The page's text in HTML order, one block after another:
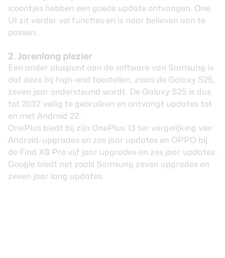
icoontjes hebben een goede update ontvangen. One
UI zit verder vol functies en is naar believen aan te
passen.
2. Jarenlang plezier
Een ander pluspunt aan de software van Samsung is
dat deze bij high-end toestellen, zoals de Galaxy S25,
zeven jaar ondersteund wordt. De Galaxy S25 is dus
tot 2032 veilig te gebruiken en ontvangt updates tot
en met Android 22.
OnePlus biedt bij zijn OnePlus 13 ter vergelijking vier
Android-upgrades en zes jaar updates en OPPO bij
de Find X8 Pro vijf jaar upgrades en zes jaar updates.
Google biedt net zoals Samsung zeven upgrades en
zeven jaar lang updates.